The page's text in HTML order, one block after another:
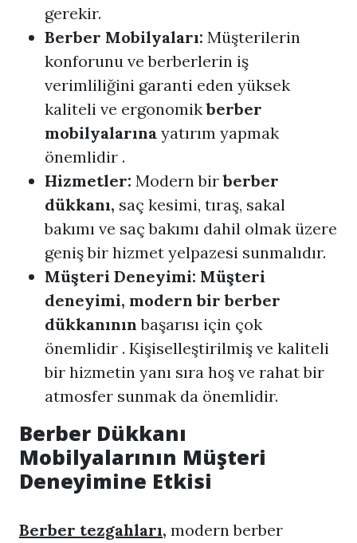
gerekir.
Berber Mobilyaları: Müşterilerin
konforunu ve berberlerin iş
verimliliğini garanti eden yüksek
kaliteli ve ergonomikberber
mobilyalarına yatırım yapmak
önemlidir .
Hizmetler: Modern birberber
dükkanı, saç kesimi, tıraş, sakal
bakımı ve saç bakımı dahil olmak üzere
geniş bir hizmet yelpazesi sunmalıdır.
Müşteri Deneyimi: Müşteri
deneyimi, modern birberber
dükkanının başarısı için çok
önemlidir . Kişiselleştirilmiş ve kaliteli
bir hizmetin yanı sıra hoş ve rahat bir
atmosfer sunmak da önemlidir.
Berber Dükkanı
Mobilyalarının Müşteri
Deneyimine Etkisi
Berber tezgahları, modern berber